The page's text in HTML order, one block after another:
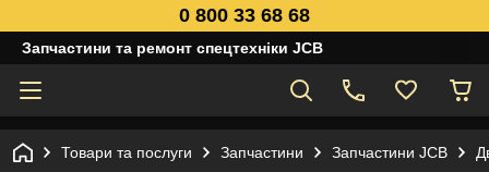
0 800 33 68 68
Запчастини та ремонт спецтехніки JCB
Товари та послуги Запчастини Запчастини JCB